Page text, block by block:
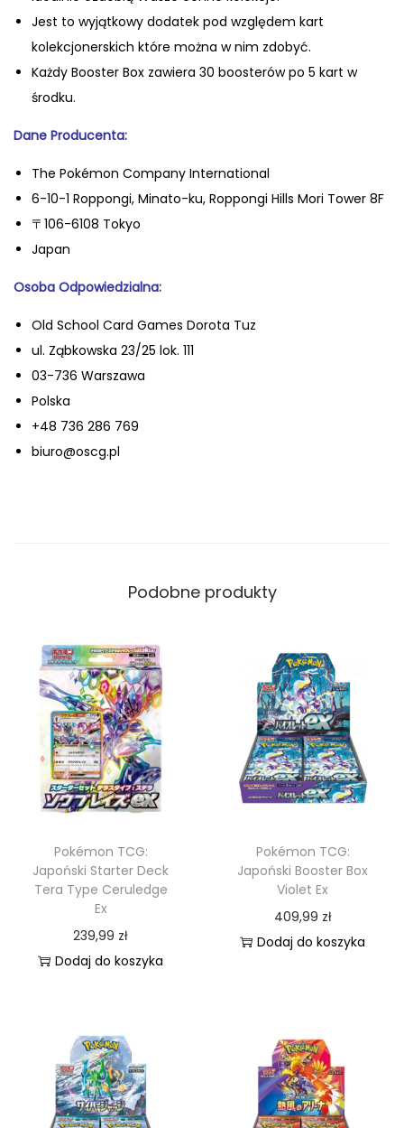
Jest to wyjątkowy dodatek pod względem kart
kolekcjonerskich które można w nim zdobyć.
Każdy Booster Box zawiera 30 boosterów po 5 kart w
środku.
Dane Producenta:
The Pokémon Company International
6-10-1 Roppongi, Minato-ku, Roppongi Hills Mori Tower 8F
〒106-6108 Tokyo
Japan
Osoba Odpowiedzialna:
Old School Card Games Dorota Tuz
ul. Ząbkowska 23/25 lok. 111
03-736 Warszawa
Polska
+48 736 286 769
biuro@oscg.pl
Podobne produkty
Pokémon TCG:
Japoński Starter Deck
Tera Type Ceruledge
Ex
239,99 zł
Dodaj do koszyka
Pokémon TCG:
Japoński Booster Box
Violet Ex
409,99 zł
Dodaj do koszyka